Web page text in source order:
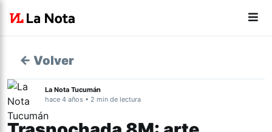
← Volver
La Nota Tucumán
hace 4 años • 2 min de lectura